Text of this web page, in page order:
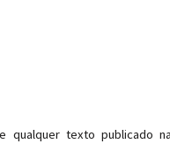
qualquer texto publicado